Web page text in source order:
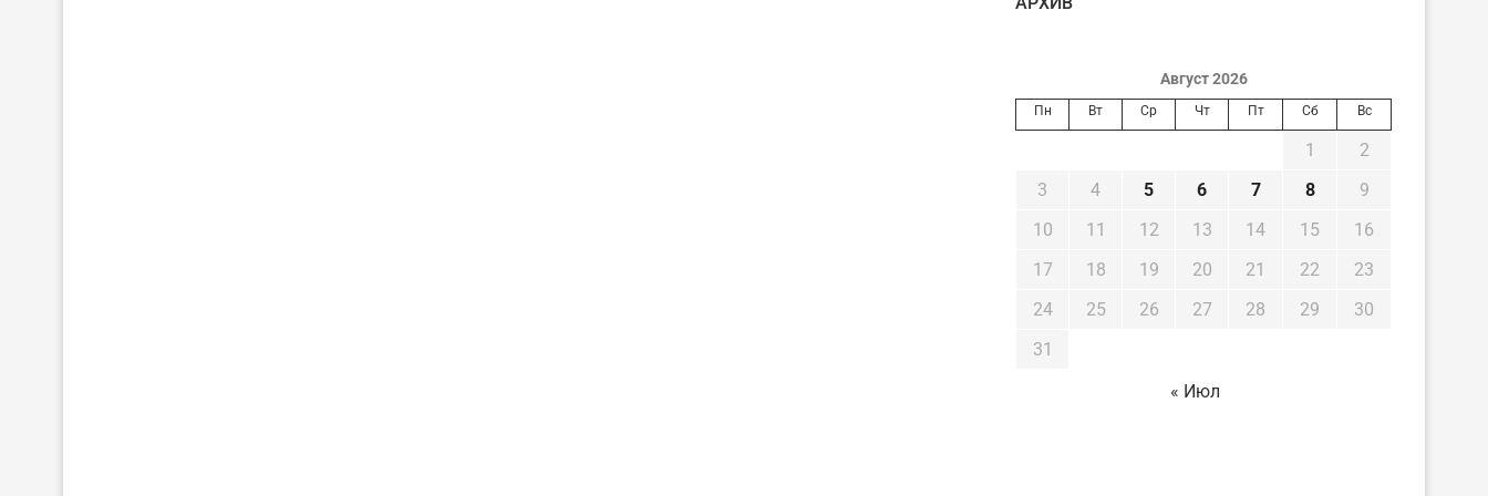
Август 2026
Пн Вт Ср Чт Пт Сб Вс
1
2
3
4 5 6 7 8
9
10
11 12 13 14 15
16
17
18 19 20 21 22
23
24
25 26 27 28 29
30
31
« Июл